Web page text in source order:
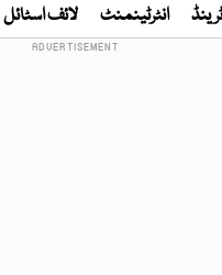
انٹرٹینمنٹ لائف اسٹائل